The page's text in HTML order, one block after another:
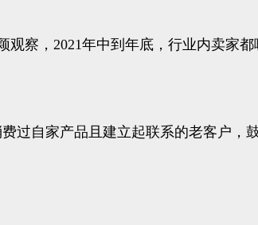
察，2021年中到年底，行业内卖家
自家产品且建立起联系的老客户，